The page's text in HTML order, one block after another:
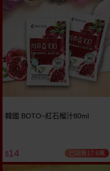
韓國 BOTO~紅石榴汁80ml
$14 已銷售17.8萬